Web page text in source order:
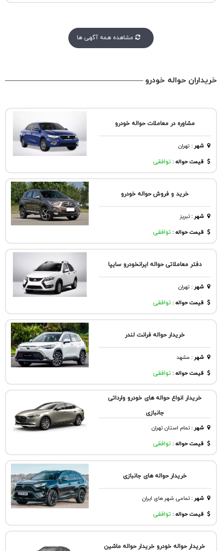
مشاهده همه آگهی ها
خریداران حواله خودرو
مشاوره در معاملات حواله خودرو
شهر: تهران
قیمت حواله : توافقی
خرید و فروش حواله خودرو
شهر:تبريز
قیمت حواله : توافقی
دفتر معاملاتی حواله ایرانخودرو سایپا
شهر: تهران
قیمت حواله : توافقی
خریدار حواله فرانت لندر
شهر: مشهد
قیمت حواله : توافقی
خریدار انواع حواله های خودرو وارداتی
جانبازی
شهر:تمام استان تهران
قیمت حواله : توافقی
خریدار حواله های جانبازی
شهر:تمامی شهر های ایران
قیمت حواله : توافقی
خریدار حواله خودرو خریدار حواله ماشین